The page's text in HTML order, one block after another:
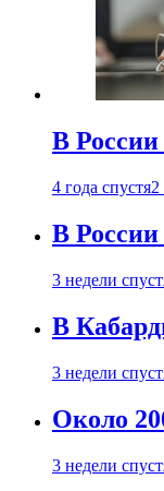
В
4 года спустя2
В России
3 недели
В
3 недели
Около
3 недели